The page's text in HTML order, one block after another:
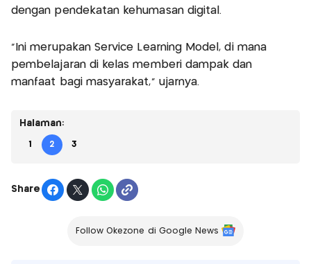
dengan pendekatan kehumasan digital.
“Ini merupakan Service Learning Model, di mana
pembelajaran di kelas memberi dampak dan
manfaat bagi masyarakat,” ujarnya.
Halaman:
1 2 3
Share
Follow Okezone di Google News